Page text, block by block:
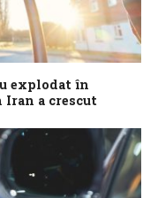
explodat în
Iran a crescut
crescut semnificativ,
legate de războiul din